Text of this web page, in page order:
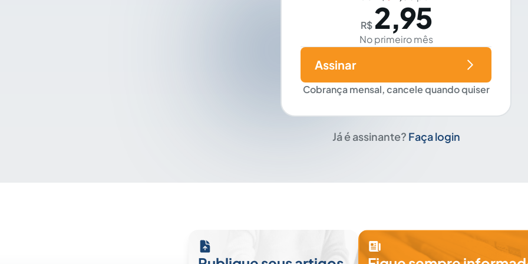
R$ 2,95
No primeiro mês
Cobrança mensal, cancele quando quiser
Assinar
Já é assinante? Faça login